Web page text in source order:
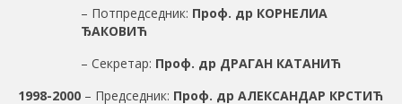
– Потпредседник: Проф. др КОРНЕЛИА
ЂАКОВИЋ
– Секретар: Проф. др ДРАГАН КАТАНИЋ
1998-2000 – Председник: Проф. др АЛЕКСАНДАР КРСТИЋ